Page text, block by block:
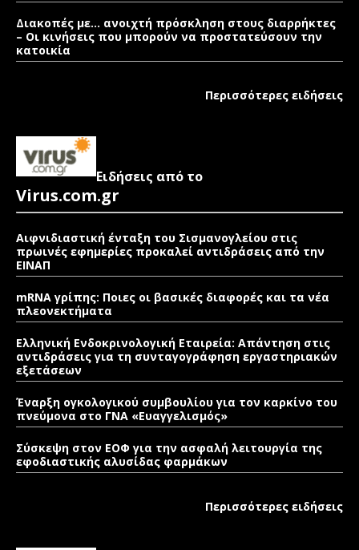
Διακοπές με… ανοιχτή πρόσκληση στους διαρρήκτες
– Οι κινήσεις που μπορούν να προστατεύσουν την
κατοικία
Περισσότερες ειδήσεις
Ειδήσεις από το
Virus.com.gr
Αιφνιδιαστική ένταξη του Σισμανογλείου στις
πρωινές εφημερίες προκαλεί αντιδράσεις από την
ΕΙΝΑΠ
mRNA γρίπης: Ποιες οι βασικές διαφορές και τα νέα
πλεονεκτήματα
Ελληνική Ενδοκρινολογική Εταιρεία: Απάντηση στις
αντιδράσεις για τη συνταγογράφηση εργαστηριακών
εξετάσεων
Έναρξη ογκολογικού συμβουλίου για τον καρκίνο του
πνεύμονα στο ΓΝΑ «Ευαγγελισμός»
Σύσκεψη στον ΕΟΦ για την ασφαλή λειτουργία της
εφοδιαστικής αλυσίδας φαρμάκων
Περισσότερες ειδήσεις